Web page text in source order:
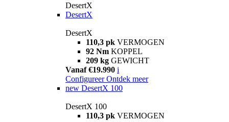
DesertX
DesertX
DesertX
110,3 pk VERMOGEN
92 Nm KOPPEL
209 kg GEWICHT
Vanaf €19.990 i
Configureer Ontdek meer
new DesertX 100
DesertX 100
110,3 pk VERMOGEN